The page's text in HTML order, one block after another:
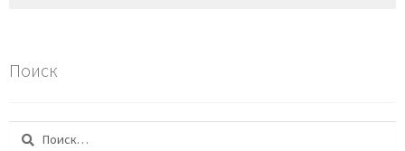
Поиск
Найти: